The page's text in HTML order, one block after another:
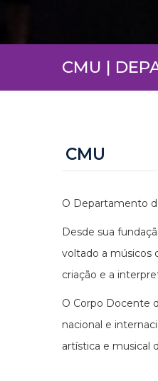
CMU |
CMU
O Departamento
Desde sua
voltado a músicos
criação e a
O Corpo Docente
nacional e
artística e musical